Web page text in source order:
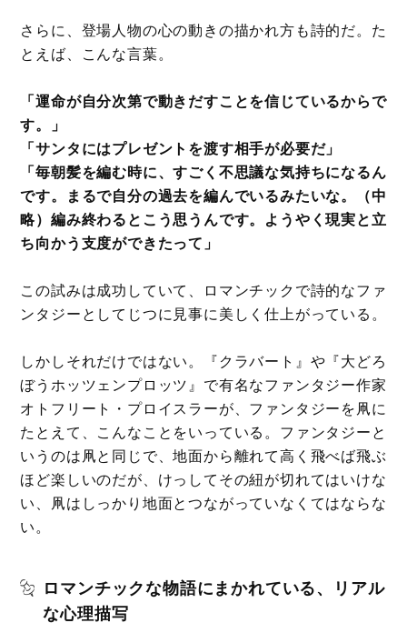
さらに、登場人物の心の動きの描かれ方も詩的だ。た
とえば、こんな言葉。
「運命が自分次第で動きだすことを信じているからで
す。」
「サンタにはプレゼントを渡す相手が必要だ」
「毎朝髪を編む時に、すごく不思議な気持ちになるん
です。まるで自分の過去を編んでいるみたいな。（中
略）編み終わるとこう思うんです。ようやく現実と立
ち向かう支度ができたって」
この試みは成功していて、ロマンチックで詩的なファ
ンタジーとしてじつに見事に美しく仕上がっている。
しかしそれだけではない。『クラバート』や『大どろ
ぼうホッツェンプロッツ』で有名なファンタジー作家
オトフリート・プロイスラーが、ファンタジーを凧に
たとえて、こんなことをいっている。ファンタジーと
いうのは凧と同じで、地面から離れて高く飛べば飛ぶ
ほど楽しいのだが、けっしてその紐が切れてはいけな
い、凧はしっかり地面とつながっていなくてはならな
い。
ロマンチックな物語にまかれている、リアル
な心理描写